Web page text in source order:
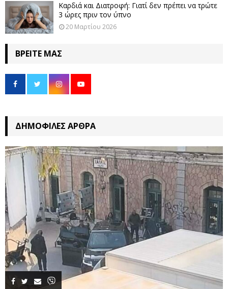
Καρδιά και Διατροφή: Γιατί δεν πρέπει να τρώτε
3 ώρες πριν τον ύπνο
20 Μαρτίου 2026
ΒΡΕΊΤΕ ΜΑΣ
ΔΗΜΟΦΙΛΈΣ ΆΡΘΡΑ